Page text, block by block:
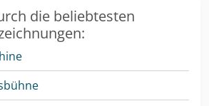
die beliebtesten